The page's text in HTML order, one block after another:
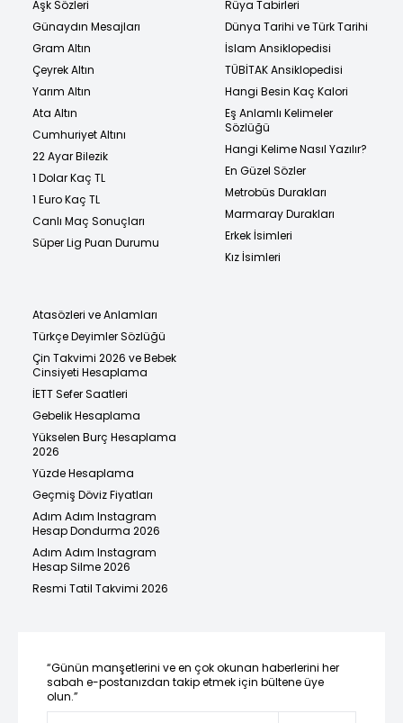
Aşk Sözleri
Günaydın Mesajları
Gram Altın
Çeyrek Altın
Yarım Altın
Ata Altın
Cumhuriyet Altını
22 Ayar Bilezik
1 Dolar Kaç TL
1 Euro Kaç TL
Canlı Maç Sonuçları
Süper Lig Puan Durumu
Rüya Tabirleri
Dünya Tarihi ve Türk Tarihi
İslam Ansiklopedisi
TÜBİTAK Ansiklopedisi
Hangi Besin Kaç Kalori
Eş Anlamlı Kelimeler
Sözlüğü
Hangi Kelime Nasıl Yazılır?
En Güzel Sözler
Metrobüs Durakları
Marmaray Durakları
Erkek İsimleri
Kız İsimleri
Atasözleri ve Anlamları
Türkçe Deyimler Sözlüğü
Çin Takvimi 2026 ve Bebek
Cinsiyeti Hesaplama
İETT Sefer Saatleri
Gebelik Hesaplama
Yükselen Burç Hesaplama
2026
Yüzde Hesaplama
Geçmiş Döviz Fiyatları
Adım Adım Instagram
Hesap Dondurma 2026
Adım Adım Instagram
Hesap Silme 2026
Resmi Tatil Takvimi 2026
“Günün manşetlerini ve en çok okunan haberlerini her
sabah e-postanızdan takip etmek için bültene üye
olun.”